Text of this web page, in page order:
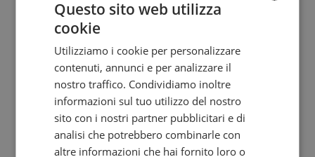
aziende di lavoro temporaneo come
clienti
I responsabili della dislocazione e la direzione
aziendale sono durante il giorno nel lavoro
quotidiano, la sera nella pianificazione settimanale.
Il successo commerciale dipende dal riferimento
concreto al pain point. Un workflow pratico
funziona così.
EN
FR
IT
NL
Questo sito web utilizza
cookie
Utilizziamo i cookie per personalizzare
contenuti, annunci e per analizzare il
nostro traffico. Condividiamo inoltre
informazioni sul tuo utilizzo del nostro
sito con i nostri partner pubblicitari e di
analisi che potrebbero combinarle con
altre informazioni che hai fornito loro o